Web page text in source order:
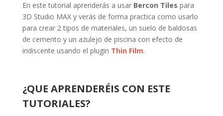
En este tutorial aprenderás a usar Bercon Tiles para
3D Studio MAX y verás de forma practica como usarlo
para crear 2 tipos de materiales, un suelo de baldosas
de cemento y un azulejo de piscina con efecto de
iridiscente usando el plugin Thin Film.
¿QUE APRENDERÉIS CON ESTE
TUTORIALES?